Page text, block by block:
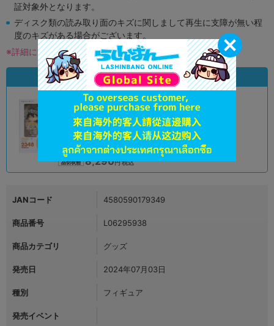
証対象外となります。
ディスク類の読み取り面のキズに関しまして再生に支障が無い程
度のキズがある場合がございます。
※詳細につきましてはコチラ
状態違いの同一商品
状態 :A
オンライン
品切状態 8,290円 税込
JANコード 4580590179349
商品番号 L06295938
商品カテゴリ グッズ
発売日 2024年07月03日
種別 フィギュア
発売イベント